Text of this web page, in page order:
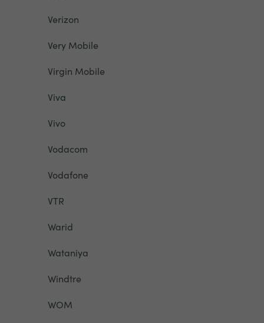
Verizon
Very Mobile
Virgin Mobile
Viva
Vivo
Vodacom
Vodafone
VTR
Warid
Wataniya
Windtre
WOM